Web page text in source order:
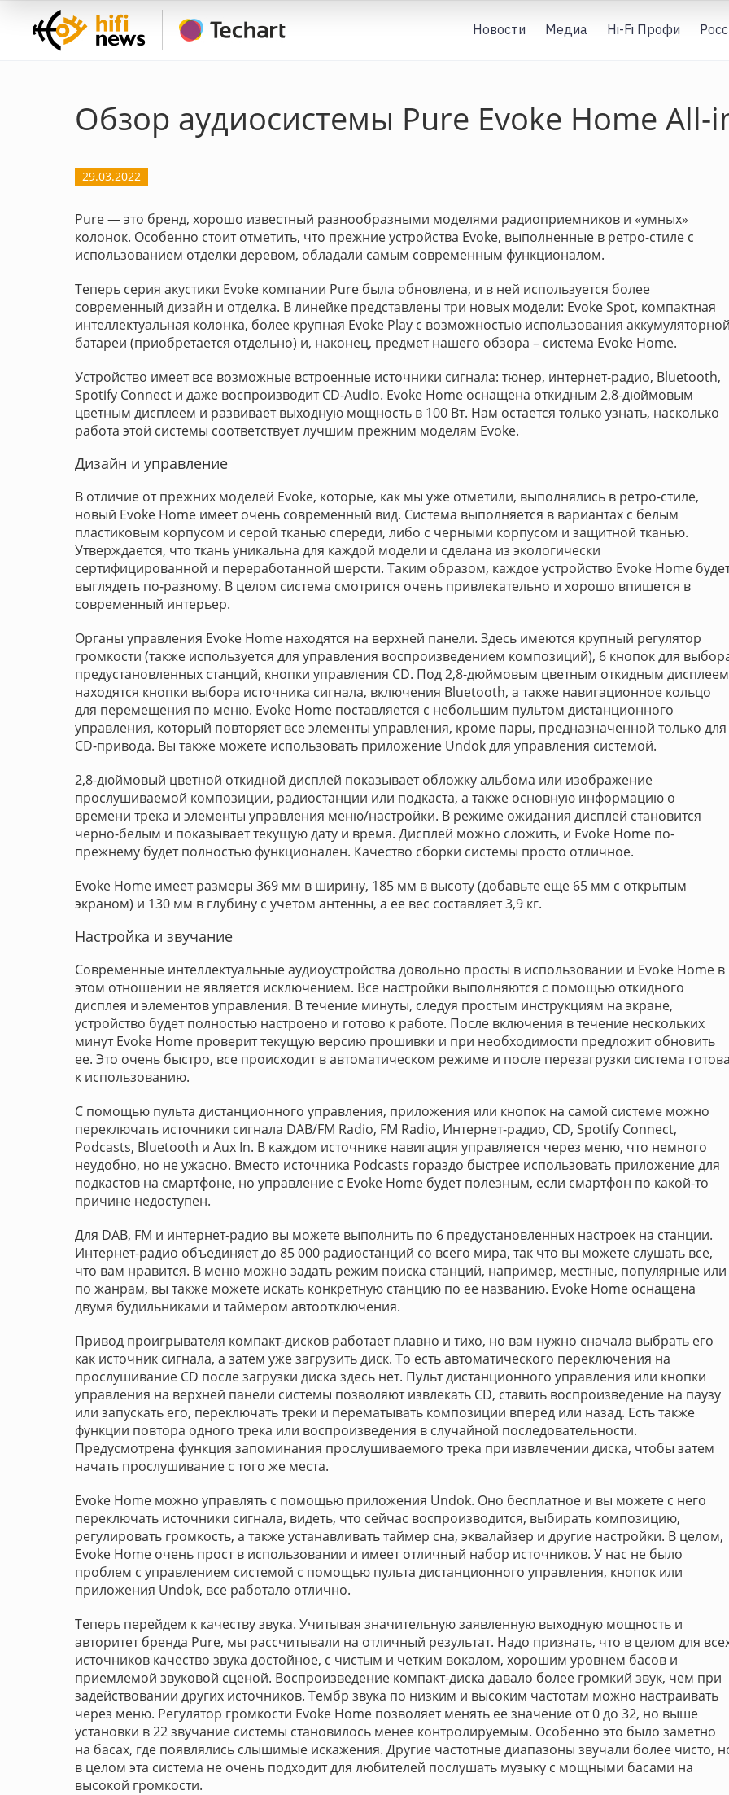
Новости Медиа Hi-Fi Профи
Обзор аудиосистемы Pure Evoke Home All-
29.03.2022
Pure — это бренд, хорошо известный разнообразными моделями радиоприемников и «умных»
колонок. Особенно стоит отметить, что прежние устройства Evoke, выполненные в ретро-стиле с
использованием отделки деревом, обладали самым современным функционалом.
Теперь серия акустики Evoke компании Pure была обновлена, и в ней используется более
современный дизайн и отделка. В линейке представлены три новых модели: Evoke Spot, компактная
интеллектуальная колонка, более крупная Evoke Play с возможностью использования
батареи (приобретается отдельно) и, наконец, предмет нашего обзора – система Evoke Home.
Устройство имеет все возможные встроенные источники сигнала: тюнер, интернет-радио, Bluetooth,
Spotify Connect и даже воспроизводит CD-Audio. Evoke Home оснащена откидным 2,8-дюймовым
цветным дисплеем и развивает выходную мощность в 100 Вт. Нам остается только узнать, насколько
работа этой системы соответствует лучшим прежним моделям Evoke.
Дизайн и управление
В отличие от прежних моделей Evoke, которые, как мы уже отметили, выполнялись в ретро-стиле,
новый Evoke Home имеет очень современный вид. Система выполняется в вариантах с белым
пластиковым корпусом и серой тканью спереди, либо с черными корпусом и защитной тканью.
Утверждается, что ткань уникальна для каждой модели и сделана из экологически
сертифицированной и переработанной шерсти. Таким образом, каждое устройство Evoke Home
выглядеть по-разному. В целом система смотрится очень привлекательно и хорошо впишется в
современный интерьер.
Органы управления Evoke Home находятся на верхней панели. Здесь имеются крупный регулятор
громкости (также используется для управления воспроизведением композиций), 6 кнопок для
предустановленных станций, кнопки управления CD. Под 2,8-дюймовым цветным откидным дисплеем
находятся кнопки выбора источника сигнала, включения Bluetooth, а также навигационное кольцо
для перемещения по меню. Evoke Home поставляется с небольшим пультом дистанционного
управления, который повторяет все элементы управления, кроме пары, предназначенной только для
CD-привода. Вы также можете использовать приложение Undok для управления системой.
2,8-дюймовый цветной откидной дисплей показывает обложку альбома или изображение
прослушиваемой композиции, радиостанции или подкаста, а также основную информацию о
времени трека и элементы управления меню/настройки. В режиме ожидания дисплей становится
черно-белым и показывает текущую дату и время. Дисплей можно сложить, и Evoke Home по-
прежнему будет полностью функционален. Качество сборки системы просто отличное.
Evoke Home имеет размеры 369 мм в ширину, 185 мм в высоту (добавьте еще 65 мм с открытым
экраном) и 130 мм в глубину с учетом антенны, а ее вес составляет 3,9 кг.
Настройка и звучание
Современные интеллектуальные аудиоустройства довольно просты в использовании и Evoke Home в
этом отношении не является исключением. Все настройки выполняются с помощью откидного
дисплея и элементов управления. В течение минуты, следуя простым инструкциям на экране,
устройство будет полностью настроено и готово к работе. После включения в течение нескольких
минут Evoke Home проверит текущую версию прошивки и при необходимости предложит обновить
ее. Это очень быстро, все происходит в автоматическом режиме и после перезагрузки система
к использованию.
С помощью пульта дистанционного управления, приложения или кнопок на самой системе можно
переключать источники сигнала DAB/FM Radio, FM Radio, Интернет-радио, CD, Spotify Connect,
Podcasts, Bluetooth и Aux In. В каждом источнике навигация управляется через меню, что немного
неудобно, но не ужасно. Вместо источника Podcasts гораздо быстрее использовать приложение для
подкастов на смартфоне, но управление с Evoke Home будет полезным, если смартфон по какой-то
причине недоступен.
Для DAB, FM и интернет-радио вы можете выполнить по 6 предустановленных настроек на станции.
Интернет-радио объединяет до 85 000 радиостанций со всего мира, так что вы можете слушать все,
что вам нравится. В меню можно задать режим поиска станций, например, местные, популярные или
по жанрам, вы также можете искать конкретную станцию по ее названию. Evoke Home оснащена
двумя будильниками и таймером автоотключения.
Привод проигрывателя компакт-дисков работает плавно и тихо, но вам нужно сначала выбрать его
как источник сигнала, а затем уже загрузить диск. То есть автоматического переключения на
прослушивание CD после загрузки диска здесь нет. Пульт дистанционного управления или кнопки
управления на верхней панели системы позволяют извлекать CD, ставить воспроизведение на паузу
или запускать его, переключать треки и перематывать композиции вперед или назад. Есть также
функции повтора одного трека или воспроизведения в случайной последовательности.
Предусмотрена функция запоминания прослушиваемого трека при извлечении диска, чтобы затем
начать прослушивание с того же места.
Evoke Home можно управлять с помощью приложения Undok. Оно бесплатное и вы можете с него
переключать источники сигнала, видеть, что сейчас воспроизводится, выбирать композицию,
регулировать громкость, а также устанавливать таймер сна, эквалайзер и другие настройки. В целом,
Evoke Home очень прост в использовании и имеет отличный набор источников. У нас не было
проблем с управлением системой с помощью пульта дистанционного управления, кнопок или
приложения Undok, все работало отлично.
Теперь перейдем к качеству звука. Учитывая значительную заявленную выходную мощность и
авторитет бренда Pure, мы рассчитывали на отличный результат. Надо признать, что в целом для
источников качество звука достойное, с чистым и четким вокалом, хорошим уровнем басов и
приемлемой звуковой сценой. Воспроизведение компакт-диска давало более громкий звук, чем при
задействовании других источников. Тембр звука по низким и высоким частотам можно настраивать
через меню. Регулятор громкости Evoke Home позволяет менять ее значение от 0 до 32, но выше
установки в 22 звучание системы становилось менее контролируемым. Особенно это было заметно
на басах, где появлялись слышимые искажения. Другие частотные диапазоны звучали более чисто,
в целом эта система не очень подходит для любителей послушать музыку с мощными басами на
высокой громкости.